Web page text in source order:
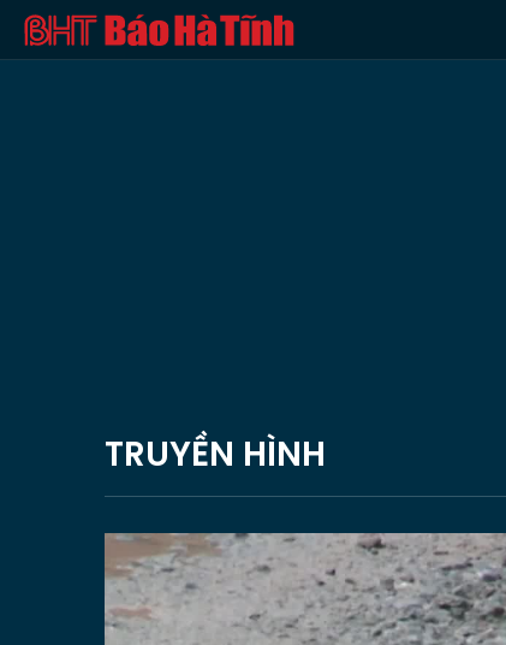
TRUYỀN HÌNH